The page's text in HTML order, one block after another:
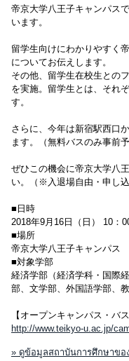
帝京大学八王子キャンパス
います。
留学生向けにわかりやすく
についてお伝えします。
その他、留学生在校生との
を実施。留学生とは、それ
す。
さらに、今年は新宿駅西口
ます。（無料バスのみ事前予
ぜひこの機会に帝京大学八
い。（※入退場自由・申し込
■日時
2018年9月16日（日） 10：
■場所
帝京大学八王子キャンパス
■対象学部
経済学部（経済学科・国際
部、文学部、外国語学部、
【オープンキャンパス・バ
http://www.teikyo-u.ac.jp/
» ดูข้อมูลสถาบันการศึกษาขอ